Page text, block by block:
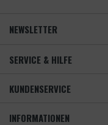
NEWSLETTER
SERVICE & HILFE
KUNDENSERVICE
INFORMATIONEN